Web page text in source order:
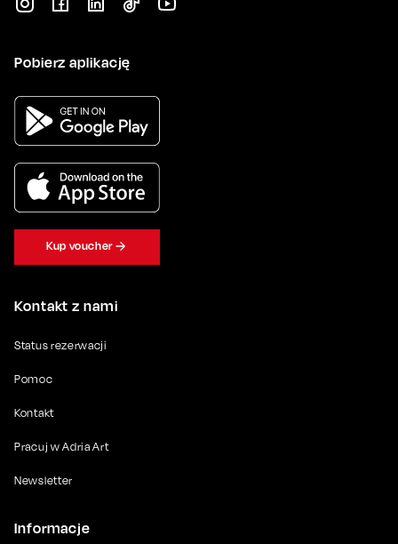
Kontakt z nami
Status rezerwacji
Pomoc
Kontakt
Pracuj w Adria Art
Newsletter
Informacje
Pobierz aplikację
Kup voucher